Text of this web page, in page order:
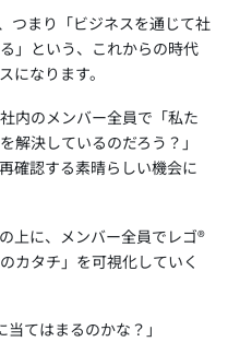
つまり「ビジネスを通じて社
」という、これからの時代
になります。
内のメンバー全員で「私た
解決しているのだろう？」
確認する素晴らしい機会に
上に、メンバー全員でレゴ®
カタチ」を可視化していく
てはまるのかな？」